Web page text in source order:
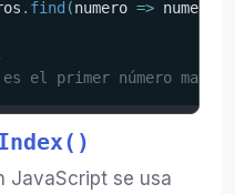
. find (numero => numero
el primer número mayor
JavaScript se usa